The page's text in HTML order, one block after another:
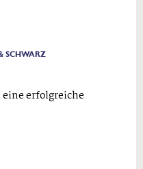
SCHWARZ
eine erfolgreiche